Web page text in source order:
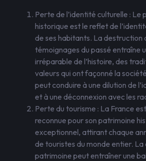
Perte de l’identité culturelle : Le
historique est le reflet de
de ses habitants. La destruction
témoignages du passé entraîne
irréparable de l’histoire, des
valeurs qui ont façonné la
peut conduire à une dilution de
et à une déconnexion avec les
Perte du tourisme : La France
reconnue pour son patrimoine
exceptionnel, attirant chaque
de touristes du monde entier.
patrimoine peut entraîner une